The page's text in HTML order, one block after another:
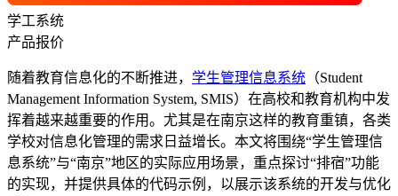
学工系统
产品报价
随着教育信息化的不断推进， 学生管理信息系统 （Student
Management Information System, SMIS）在高校和教育机构中发
挥着越来越重要的作用。尤其是在南京这样的教育重镇，各类
学校对信息化管理的需求日益增长。本文将围绕“学生管理信
息系统”与“南京”地区的实际应用场景，重点探讨“排宿”功能
的实现，并提供具体的代码示例，以展示该系统的开发与优化